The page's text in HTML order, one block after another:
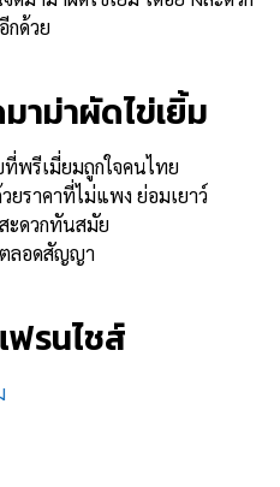
กด้วย
าม่าผัดไข่เยิ้ม
พรีเมี่ยมถูกใจคนไทย
ยราคาที่ไม่แพง ย่อมเยาว์
สะดวกทันสมัย
ลอดสัญญา
รนไชส์